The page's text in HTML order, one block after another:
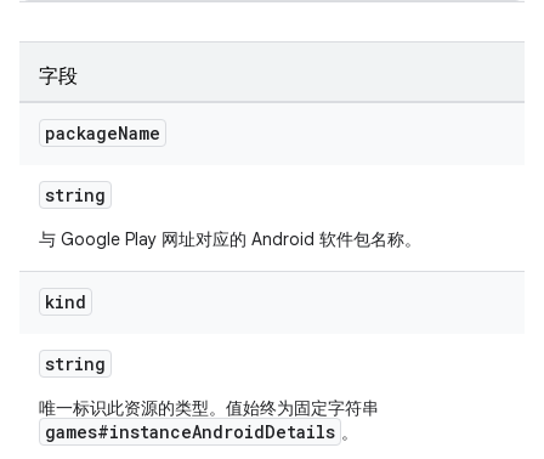
字段
packageName
string
与 Google Play 网址对应的 Android 软件包名称。
kind
string
唯一标识此资源的类型。值始终为固定字符串
games#instanceAndroidDetails 。